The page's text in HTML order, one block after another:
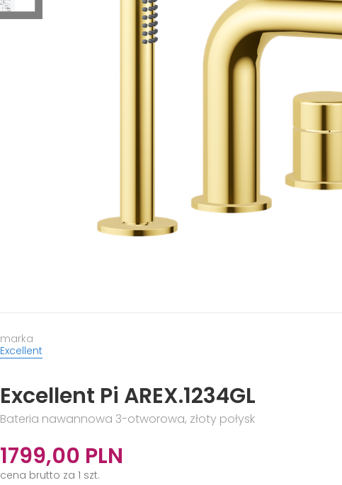
marka
Excellent
Excellent Pi AREX.1234GL
Bateria nawannowa 3-otworowa, złoty połysk
1799,00 PLN
cena brutto za 1 szt.